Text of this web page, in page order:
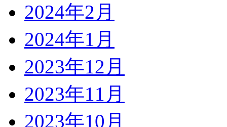
2024年2月
2024年1月
2023年12月
2023年11月
2023年10月